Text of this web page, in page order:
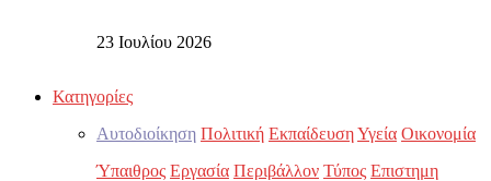
23 Ιουλίου 2026
Κατηγορίες
Αυτοδιοίκηση Πολιτική ΕκπαίδευσηΥγεία Οικονομία
Ύπαιθρος Εργασία Περιβάλλον Τύπος Επιστημη